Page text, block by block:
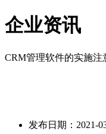
企业资讯
CRM管理软件的实施注
发布日期：2021-